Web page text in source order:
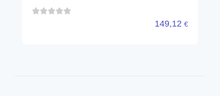
149,12 €